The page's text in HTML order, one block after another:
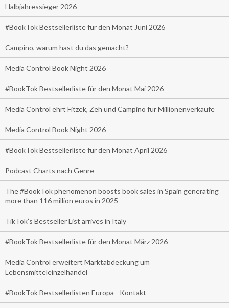
Halbjahressieger 2026
#BookTok Bestsellerliste für den Monat Juni 2026
Campino, warum hast du das gemacht?
Media Control Book Night 2026
#BookTok Bestsellerliste für den Monat Mai 2026
Media Control ehrt Fitzek, Zeh und Campino für Millionenverkäufe
Media Control Book Night 2026
#BookTok Bestsellerliste für den Monat April 2026
Podcast Charts nach Genre
The #BookTok phenomenon boosts book sales in Spain generating
more than 116 million euros in 2025
TikTok’s Bestseller List arrives in Italy
#BookTok Bestsellerliste für den Monat März 2026
Media Control erweitert Marktabdeckung um
Lebensmitteleinzelhandel
#BookTok Bestsellerlisten Europa - Kontakt